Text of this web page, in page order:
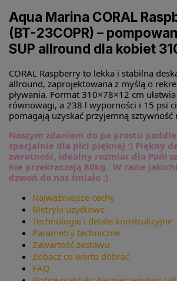
Aqua Marina CORAL
(BT-23COPR) –
SUP allround dla kobiet
CORAL Raspberry to lekka i stabilna
allround, zaprojektowana z myślą o
pływania. Format 310×78×12 cm
równowagi, a 238 l wyporności i 15 psi
pomagają uzyskać przyjemną sztywność
Naszym zdaniem do po prostu
specjalnie dla płci pięknej :) Piękny
zwrotność, idealny rozmiar dla Pań!
nie przekraczają 80kg. W razie
dzwoń do nas śmiało :)
Najważniejsze cechy
Metryki użytkowe
Technologie i detale konstrukcyjne
Parametry techniczne
Zawartość zestawu
Zobacz co warto dobrać
FAQ